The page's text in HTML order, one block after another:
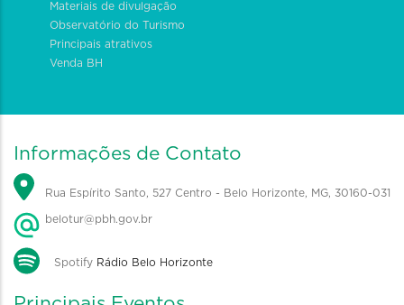
Materiais de divulgação
Observatório do Turismo
Principais atrativos
Venda BH
Informações de Contato
Rua Espírito Santo, 527 Centro - Belo Horizonte, MG, 30160-031
belotur@pbh.gov.br
Spotify Rádio Belo Horizonte